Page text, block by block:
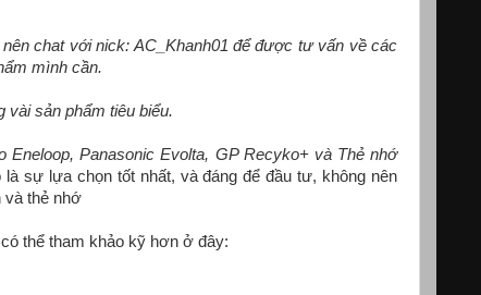
chat với nick: AC_Khanh01 để được tư vấn về các
mình cần.
vài sản phẩm tiêu biểu.
Panasonic Evolta, GP Recyko+ và Thẻ nhớ
là sự lựa chọn tốt nhất, và đáng để đầu tư, không nên
và thẻ nhớ
thể tham khảo kỹ hơn ở đây: